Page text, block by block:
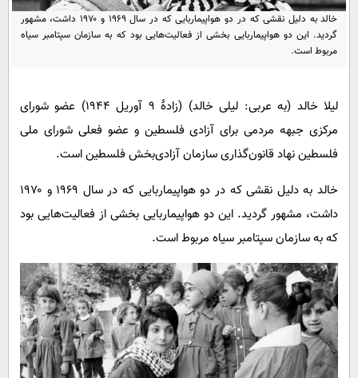
سرگرمی
فناوری
محیط زیست
سلامت
فرهنگی
بین الملل
اجتماعی
حیات وحش
سیاست خارجی
پیامک
روانشناسی
خالد به دلیل نقشی که در دو هواپیماربایی که در سال ۱۹۶۹ و ۱۹۷۰ داشت، مشهور
گردید. این دو هواپیماربایی بخشی از فعالیت‌هایی بود که به سازمان سپتامبر سیاه
مربوط است.
لیلا خالد (به عربی: لیلی خالد) (زادهٔ ۹ آوریل ۱۹۴۴) عضو شورای
مرکزی جبهه مردمی برای آزادی فلسطین و عضو فعلی شورای ملی
فلسطین نهاد قانون‌گذاری سازمان آزادی‌بخش فلسطین است.
خالد به دلیل نقشی که در دو هواپیماربایی که در سال ۱۹۶۹ و ۱۹۷۰
داشت، مشهور گردید. این دو هواپیماربایی بخشی از فعالیت‌هایی بود
که به سازمان سپتامبر سیاه مربوط است.